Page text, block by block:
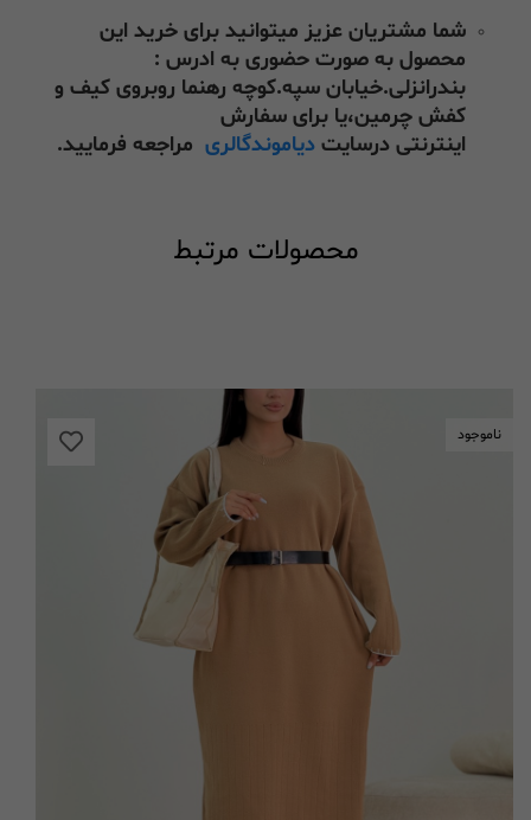
شما مشتریان عزیز میتوانید برای خرید این
محصول به صورت حضوری به ادرس :
بندرانزلی.خیابان سپه.کوچه رهنما روبروی کیف و
کفش چرمین،یا برای سفارش
اینترنتی درسایت دیاموندگالری مراجعه فرمایید.
محصولات مرتبط
ناموجود